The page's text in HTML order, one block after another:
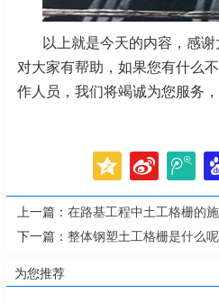
以上就是今天的内容，感
对大家有帮助，如果您有什么
作人员，我们将竭诚为您服务
上一篇： 在路基工程中土工格栅的
下一篇： 整体钢塑土工格栅是什么呢
为您推荐